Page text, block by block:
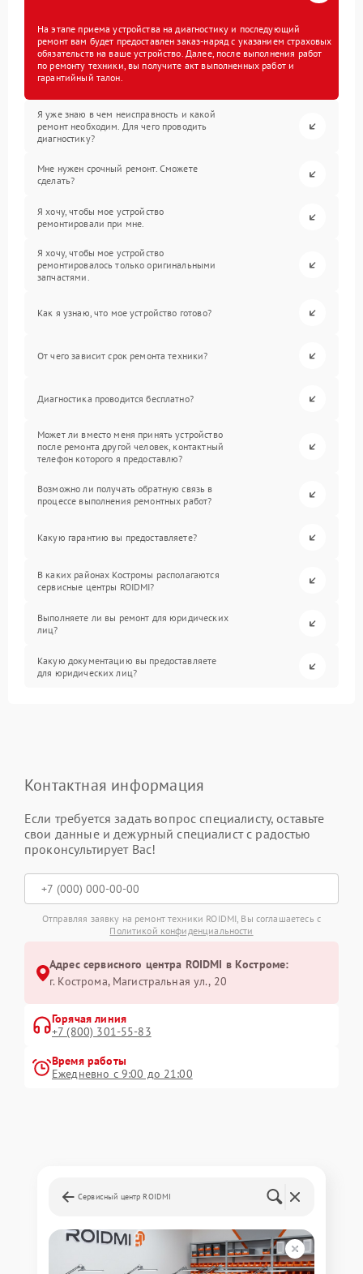
На этапе приема устройства на диагностику и последующий
ремонт вам будет предоставлен заказ-наряд с указанием страховых
обязательств на ваше устройство. Далее, после выполнения работ
по ремонту техники, вы получите акт выполненных работ и
гарантийный талон.
Я уже знаю в чем неисправность и какой
ремонт необходим. Для чего проводить
диагностику?
Мне нужен срочный ремонт. Сможете
сделать?
Я хочу, чтобы мое устройство
ремонтировали при мне.
Я хочу, чтобы мое устройство
ремонтировалось только оригинальными
запчастями.
Как я узнаю, что мое устройство готово?
От чего зависит срок ремонта техники?
Диагностика проводится бесплатно?
Может ли вместо меня принять устройство
после ремонта другой человек, контактный
телефон которого я предоставлю?
Возможно ли получать обратную связь в
процессе выполнения ремонтных работ?
Какую гарантию вы предоставляете?
В каких районах Костромы располагаются
сервисные центры ROIDMI?
Выполняете ли вы ремонт для юридических
лиц?
Какую документацию вы предоставляете
для юридических лиц?
Контактная информация
Если требуется задать вопрос специалисту, оставьте
свои данные и дежурный специалист с радостью
проконсультирует Вас!
Отправляя заявку на ремонт техники ROIDMI, Вы соглашаетесь с
Политикой конфиденциальности
Адрес сервисного центра ROIDMI в Костроме:
г. Кострома, Магистральная ул., 20
Горячая линия
+7 (800) 301-55-83
Время работы
Ежедневно с 9:00 до 21:00
Сервисный центр ROIDMI